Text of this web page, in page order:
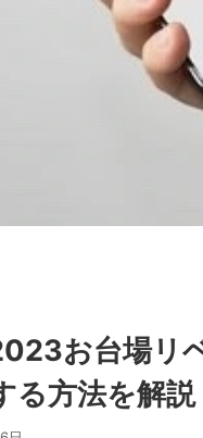
お台場リ
る方法を解説